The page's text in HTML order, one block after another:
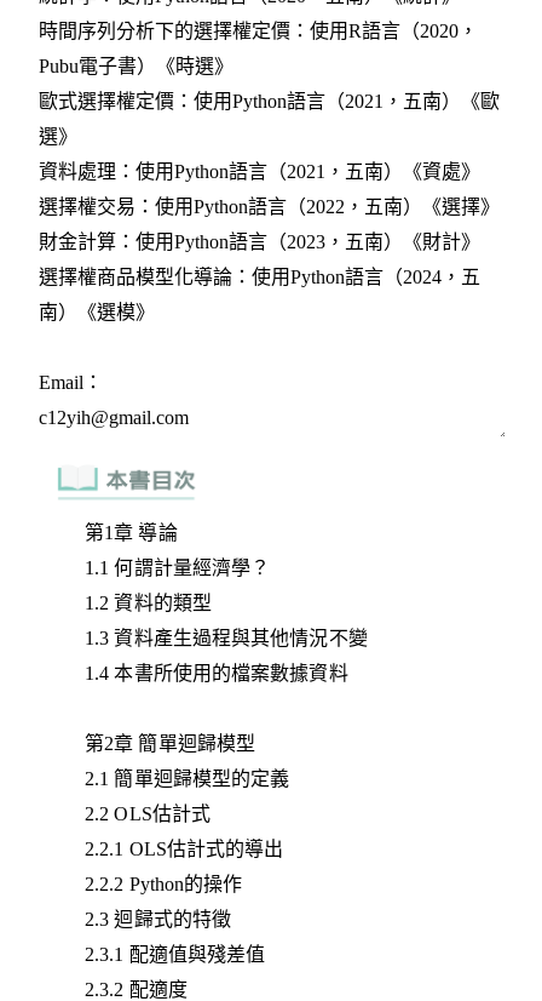
第1章 導論
1.1 何謂計量經濟學？
1.2 資料的類型
1.3 資料產生過程與其他情況不變
1.4 本書所使用的檔案數據資料
第2章 簡單迴歸模型
2.1 簡單迴歸模型的定義
2.2 OLS估計式
2.2.1 OLS估計式的導出
2.2.2 Python的操作
2.3 迴歸式的特徵
2.3.1 配適值與殘差值
2.3.2 配適度